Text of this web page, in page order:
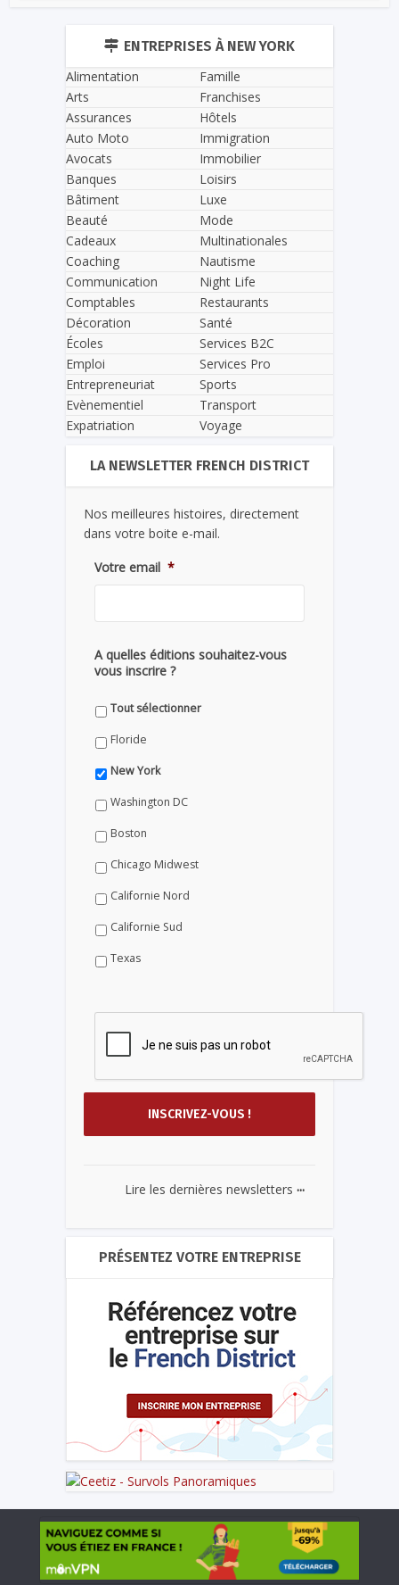
ENTREPRISES À NEW YORK
Alimentation
Arts
Assurances
Auto Moto
Avocats
Banques
Bâtiment
Beauté
Cadeaux
Coaching
Communication
Comptables
Décoration
Écoles
Emploi
Entrepreneuriat
Evènementiel
Expatriation
Famille
Franchises
Hôtels
Immigration
Immobilier
Loisirs
Luxe
Mode
Multinationales
Nautisme
Night Life
Restaurants
Santé
Services B2C
Services Pro
Sports
Transport
Voyage
LA NEWSLETTER FRENCH DISTRICT
Nos meilleures histoires, directement
dans votre boite e-mail.
Votre email *
A quelles éditions souhaitez-vous
vous inscrire ?
Tout sélectionner
Floride
New York
Washington DC
Boston
Chicago Midwest
Californie Nord
Californie Sud
Texas
Lire les dernières newsletters ...
PRÉSENTEZ VOTRE ENTREPRISE